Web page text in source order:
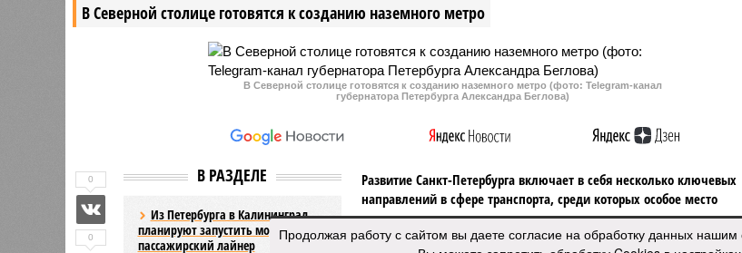
В Северной столице готовятся к созданию наземного метро
В Северной столице готовятся к созданию наземного метро (фото: Telegram-канал
губернатора Петербурга Александра Беглова)
В РАЗДЕЛЕ
Из Петербурга в Калининград
планируют запустить морской
пассажирский лайнер
Развитие Санкт-Петербурга включает в себя несколько ключевых
направлений в сфере транспорта, среди которых особое место
занимает создание системы наземного метро.
0
0
Продолжая работу с сайтом вы даете согласие на обработку данных